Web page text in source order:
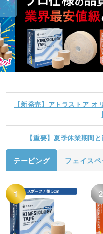
【新発売】アトラストア
【重要】夏季休業期間
テーピング フェイス